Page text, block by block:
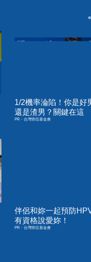
«
1/2機率淪陷！你是好
還是渣男？關鍵在這
PR・台灣癌症基金會
伴侶和妳一起預防
有資格說愛妳！
PR・台灣癌症基金會